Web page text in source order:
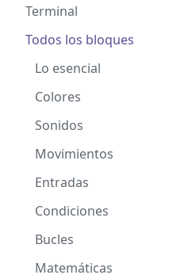
Terminal
Todos los bloques
Lo esencial
Colores
Sonidos
Movimientos
Entradas
Condiciones
Bucles
Matemáticas